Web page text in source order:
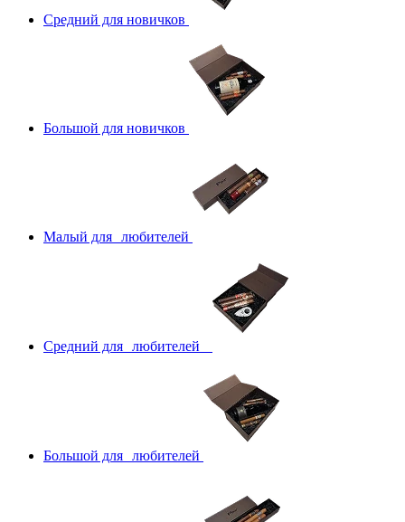
Средний для новичков
Большой для новичков
Малый для любителей
Средний для любителей
Большой для любителей